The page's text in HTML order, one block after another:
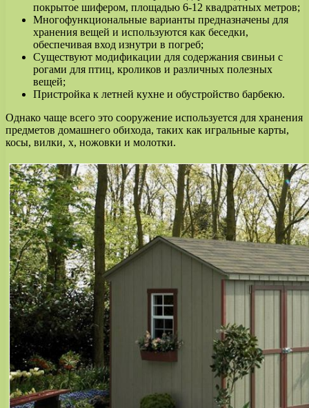
покрытое шифером, площадью 6-12 квадратных метров;
Многофункциональные варианты предназначены для
хранения вещей и используются как беседки,
обеспечивая вход изнутри в погреб;
Существуют модификации для содержания свиньи с
рогами для птиц, кроликов и различных полезных
вещей;
Пристройка к летней кухне и обустройство барбекю.
Однако чаще всего это сооружение используется для хранения
предметов домашнего обихода, таких как игральные карты,
косы, вилки, х, ножовки и молотки.